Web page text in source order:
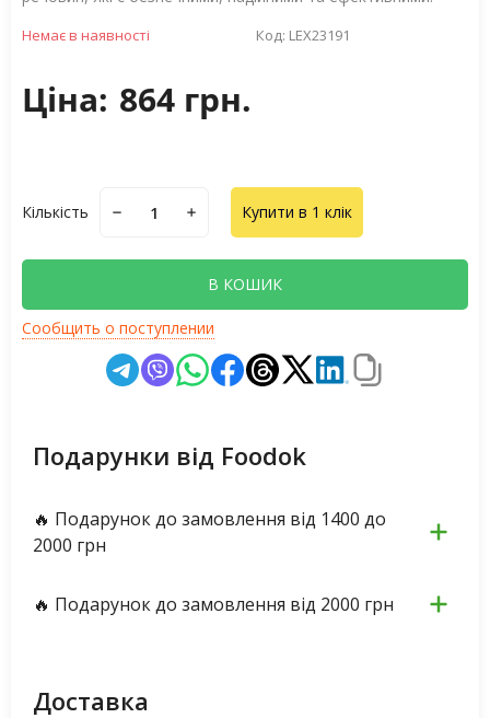
Немає в наявності Код: LEX23191
Ціна: 864 грн.
Кількість Купити в 1 клік
В КОШИК
Сообщить о поступлении
Подарунки від Foodok
🔥 Подарунок до замовлення від 1400 до
2000 грн
🔥 Подарунок до замовлення від 2000 грн
Доставка